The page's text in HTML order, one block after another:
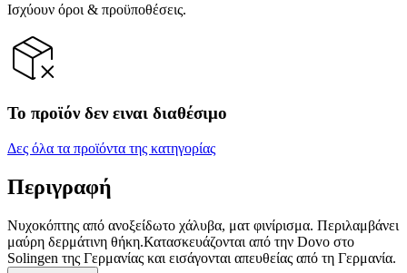
Ισχύουν όροι & προϋποθέσεις.
Το προϊόν δεν ειναι διαθέσιμο
Δες όλα τα προϊόντα της κατηγορίας
Περιγραφή
Νυχοκόπτης από ανοξείδωτο χάλυβα, ματ φινίρισμα. Περιλαμβάνει
μαύρη δερμάτινη θήκη.Κατασκευάζονται από την Dovo στο
Solingen της Γερμανίας και εισάγονται απευθείας από τη Γερμανία.